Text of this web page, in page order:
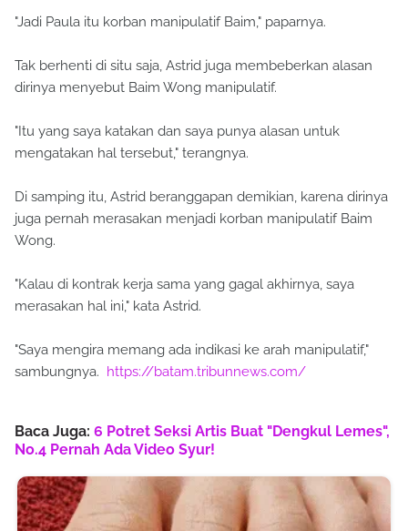
"Jadi Paula itu korban manipulatif Baim," paparnya.
Tak berhenti di situ saja, Astrid juga membeberkan alasan
dirinya menyebut Baim Wong manipulatif.
"Itu yang saya katakan dan saya punya alasan untuk
mengatakan hal tersebut," terangnya.
Di samping itu, Astrid beranggapan demikian, karena dirinya
juga pernah merasakan menjadi korban manipulatif Baim
Wong.
"Kalau di kontrak kerja sama yang gagal akhirnya, saya
merasakan hal ini," kata Astrid.
"Saya mengira memang ada indikasi ke arah manipulatif,"
sambungnya. https://batam.tribunnews.com/
Baca Juga: 6 Potret Seksi Artis Buat "Dengkul Lemes",
No.4 Pernah Ada Video Syur!